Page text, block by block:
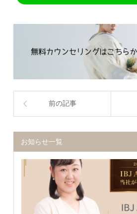
前の記事
お知らせ一覧